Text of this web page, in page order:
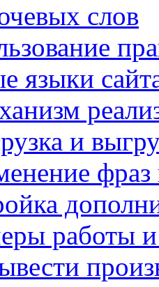
слов
языки
и
работы